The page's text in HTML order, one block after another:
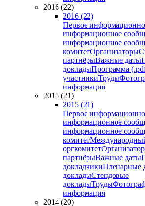
2016 (22)
2016 (22)
Первое
информационное
информационное
комитетОрганизаторы
партнёрыВажные даты
докладыПрограмма
участникиТруды
информация
2015 (21)
2015 (21)
Первое
информационное
информационное
комитет
оргкомитет
партнёрыВажные даты
докладчикиПленарные
докладыСтендовые
докладыТруды
информация
2014 (20)